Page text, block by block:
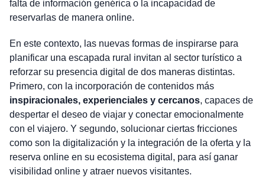
falta de información genérica o la incapacidad de
reservarlas de manera online.
En este contexto, las nuevas formas de inspirarse para
planificar una escapada rural invitan al sector turístico a
reforzar su presencia digital de dos maneras distintas.
Primero, con la incorporación de contenidos más
inspiracionales, experienciales y cercanos, capaces de
despertar el deseo de viajar y conectar emocionalmente
con el viajero. Y segundo, solucionar ciertas fricciones
como son la digitalización y la integración de la oferta y la
reserva online en su ecosistema digital, para así ganar
visibilidad online y atraer nuevos visitantes.